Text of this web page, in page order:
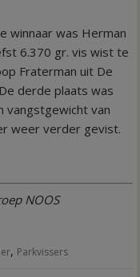
winnaar was Herman
6.370 gr. vis wist te
Fraterman uit De
derde plaats was
vangstgewicht van
weer verder gevist.
NOOS
, Parkvissers